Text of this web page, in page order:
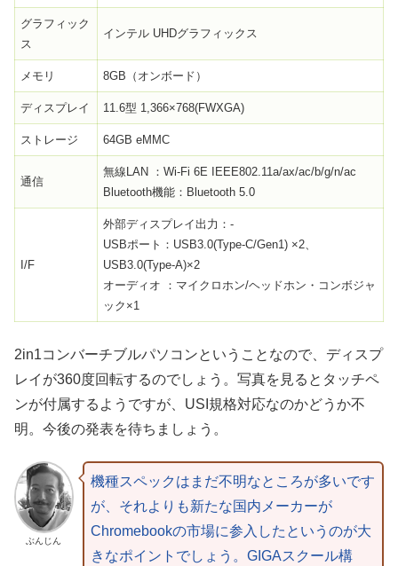
グラフィック
ス
インテル UHDグラフィックス
メモリ 8GB（オンボード）
ディスプレイ 11.6型 1,366×768(FWXGA)
ストレージ 64GB eMMC
通信
無線LAN ：Wi-Fi 6E IEEE802.11a/ax/ac/b/g/n/ac
Bluetooth機能：Bluetooth 5.0
I/F
外部ディスプレイ出力：-
USBポート：USB3.0(Type-C/Gen1) ×2、
USB3.0(Type-A)×2
オーディオ ：マイクロホン/ヘッドホン・コンボジャ
ック×1
2in1コンバーチブルパソコンということなので、ディスプ
レイが360度回転するのでしょう。写真を見るとタッチペ
ンが付属するようですが、USI規格対応なのかどうか不
明。今後の発表を待ちましょう。
ぶんじん
機種スペックはまだ不明なところが多いです
が、それよりも新たな国内メーカーが
Chromebookの市場に参入したというのが大
きなポイントでしょう。GIGAスクール構